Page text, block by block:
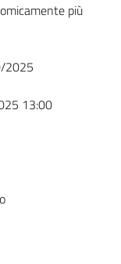
più
2025
13:00